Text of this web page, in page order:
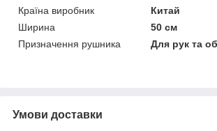
Країна виробник
Китай
Ширина
50 см
Призначення рушника
Для рук та
Умови доставки